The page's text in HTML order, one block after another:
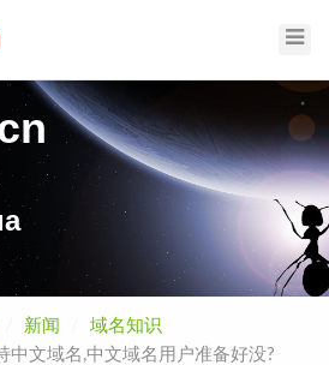
新闻
域名知识
中文域名,中文域名用户准备好没?